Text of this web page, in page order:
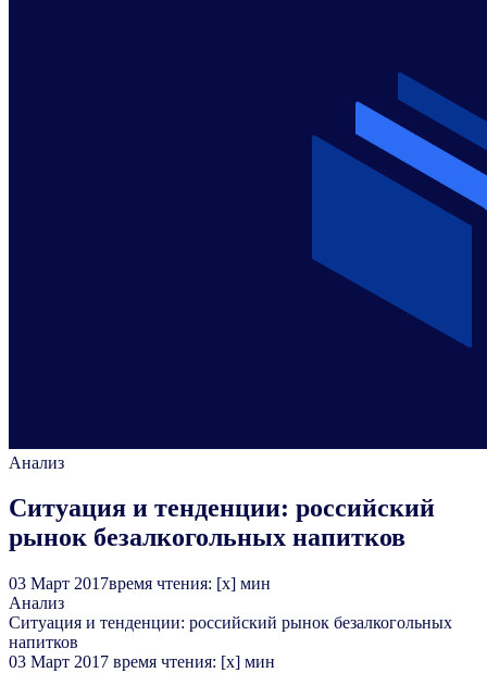
Анализ
Ситуация и тенденции: российский
рынок безалкогольных напитков
03 Март 2017время чтения: [x] мин
Анализ
Ситуация и тенденции: российский рынок безалкогольных
напитков
03 Март 2017 время чтения: [x] мин